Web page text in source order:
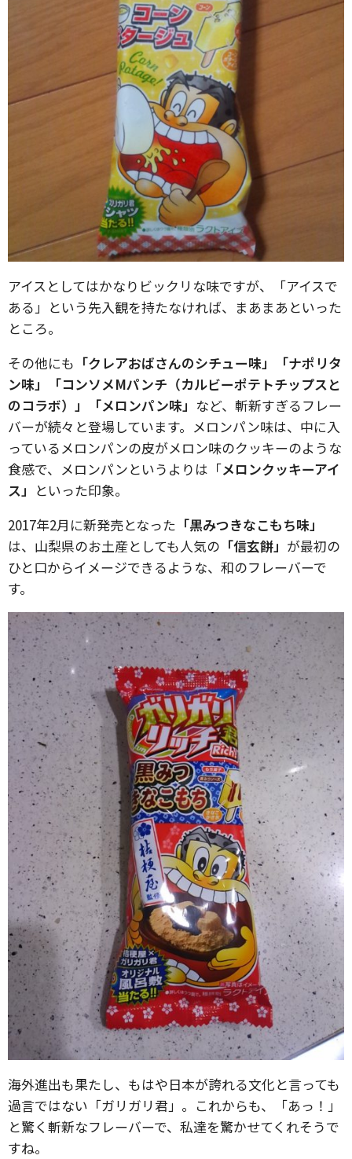
アイスとしてはかなりビックリな味ですが、「アイスで
ある」という先入観を持たなければ、まあまあといった
ところ。
その他にも 「クレアおばさんのシチュー味」「ナポリタ
ン味」「コンソメMパンチ（カルビーポテトチップスと
のコラボ）」「メロンパン味」 など、斬新すぎるフレー
バーが続々と登場しています。メロンパン味は、中に入
っているメロンパンの皮がメロン味のクッキーのような
食感で、メロンパンというよりは「メロンクッキーアイ
ス」 といった印象。
2017年2月に新発売となった 「黒みつきなこもち味」
は、山梨県のお土産としても人気の 「信玄餅」 が最初の
ひと口からイメージできるような、和のフレーバーで
す。
海外進出も果たし、もはや日本が誇れる文化と言っても
過言ではない「ガリガリ君」。これからも、「あっ！」
と驚く斬新なフレーバーで、私達を驚かせてくれそうで
すね。